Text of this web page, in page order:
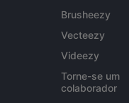
Brusheezy
Vecteezy
Videezy
Torne-se um
colaborador